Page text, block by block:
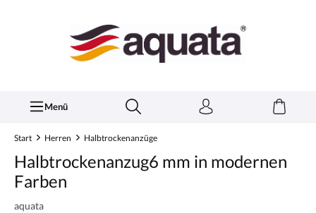
Menü
Start Herren Halbtrockenanzüge
Halbtrockenanzug6 mm in modernen
Farben
aquata